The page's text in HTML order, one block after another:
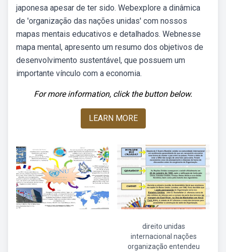
japonesa apesar de ter sido. Webexplore a dinâmica
de 'organização das nações unidas' com nossos
mapas mentais educativos e detalhados. Webnesse
mapa mental, apresento um resumo dos objetivos de
desenvolvimento sustentável, que possuem um
importante vínculo com a economia.
For more information, click the button below.
LEARN MORE
direito unidas
internacional nações
organização entendeu